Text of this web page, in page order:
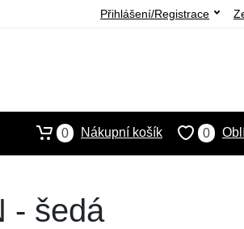
Přihlášení/Registrace
0
0 Nákupní košík
- šedá